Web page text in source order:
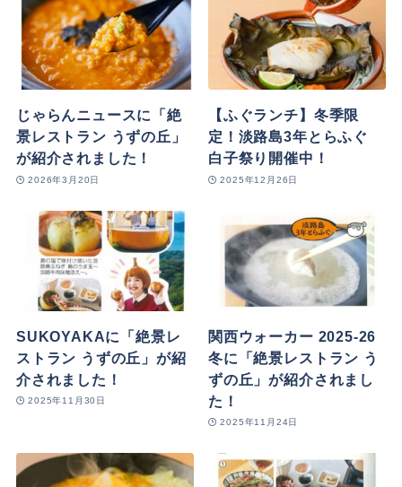
じゃらんニュースに「絶
景レストラン うずの丘」
が紹介されました！
2026年3月20日
【ふぐランチ】冬季限
定！淡路島3年とらふぐ
白子祭り開催中！
2025年12月26日
SUKOYAKAに「絶景レ
ストラン うずの丘」が紹
介されました！
2025年11月30日
関西ウォーカー 2025-26
冬に「絶景レストラン う
ずの丘」が紹介されまし
た！
2025年11月24日